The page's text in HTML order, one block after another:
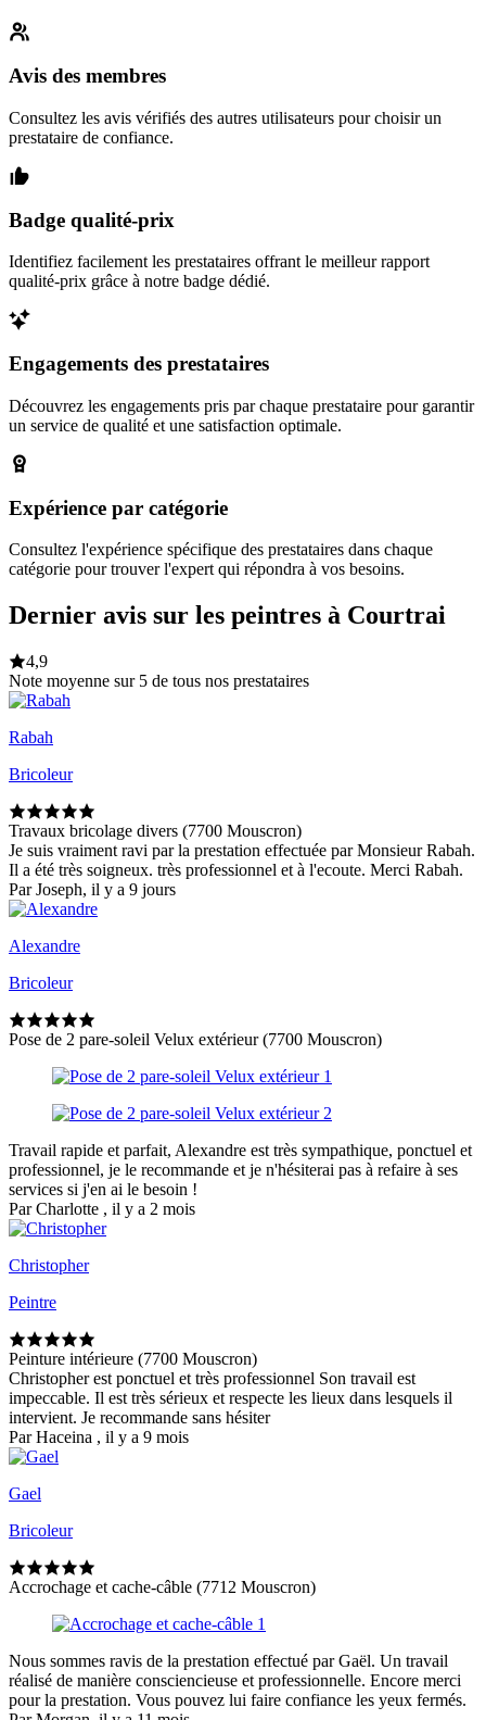
Avis des membres
Consultez les avis vérifiés des autres utilisateurs pour choisir un
prestataire de confiance.
Badge qualité-prix
Identifiez facilement les prestataires offrant le meilleur rapport
qualité-prix grâce à notre badge dédié.
Engagements des prestataires
Découvrez les engagements pris par chaque prestataire pour garantir
un service de qualité et une satisfaction optimale.
Expérience par catégorie
Consultez l'expérience spécifique des prestataires dans chaque
catégorie pour trouver l'expert qui répondra à vos besoins.
Dernier avis sur les peintres à Courtrai
4,9
Note moyenne sur 5 de tous nos prestataires
Rabah
Bricoleur
Travaux bricolage divers (7700 Mouscron)
Je suis vraiment ravi par la prestation effectuée par Monsieur Rabah.
Il a été très soigneux. très professionnel et à l'ecoute. Merci Rabah.
Par Joseph, il y a 9 jours
Alexandre
Bricoleur
Pose de 2 pare-soleil Velux extérieur (7700 Mouscron)
Travail rapide et parfait, Alexandre est très sympathique, ponctuel et
professionnel, je le recommande et je n'hésiterai pas à refaire à ses
services si j'en ai le besoin !
Par Charlotte , il y a 2 mois
Christopher
Peintre
Peinture intérieure (7700 Mouscron)
Christopher est ponctuel et très professionnel Son travail est
impeccable. Il est très sérieux et respecte les lieux dans lesquels il
intervient. Je recommande sans hésiter
Par Haceina , il y a 9 mois
Gael
Bricoleur
Accrochage et cache-câble (7712 Mouscron)
Nous sommes ravis de la prestation effectué par Gaël. Un travail
réalisé de manière consciencieuse et professionnelle. Encore merci
pour la prestation. Vous pouvez lui faire confiance les yeux fermés.